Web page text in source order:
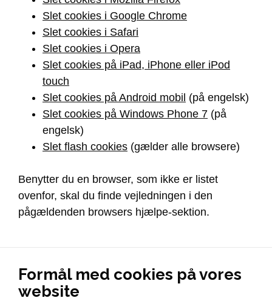
Slet cookies i Google Chrome
Slet cookies i Safari
Slet cookies i Opera
Slet cookies på iPad, iPhone eller iPod
touch
Slet cookies på Android mobil (på engelsk)
Slet cookies på Windows Phone 7 (på
engelsk)
Slet flash cookies (gælder alle browsere)
Benytter du en browser, som ikke er listet
ovenfor, skal du finde vejledningen i den
pågældenden browsers hjælpe-sektion.
Formål med cookies på vores
website